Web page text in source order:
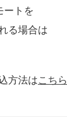
ートを
る場合は
方法はこちら